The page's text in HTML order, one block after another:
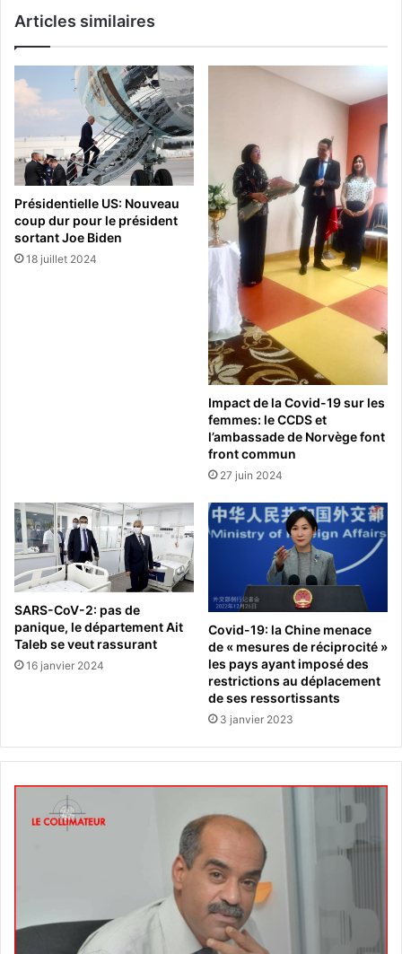
Articles similaires
Présidentielle US: Nouveau
coup dur pour le président
sortant Joe Biden
18 juillet 2024
Impact de la Covid-19 sur les
femmes: le CCDS et
l’ambassade de Norvège font
front commun
27 juin 2024
SARS-CoV-2: pas de
panique, le département Ait
Taleb se veut rassurant
16 janvier 2024
Covid-19: la Chine menace
de « mesures de réciprocité »
les pays ayant imposé des
restrictions au déplacement
de ses ressortissants
3 janvier 2023